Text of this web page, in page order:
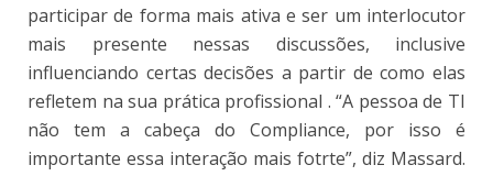
participar de forma mais ativa e ser um interlocutor
mais presente nessas discussões, inclusive
influenciando certas decisões a partir de como elas
refletem na sua prática profissional . “A pessoa de TI
não tem a cabeça do Compliance, por isso é
importante essa interação mais fotrte”, diz Massard.